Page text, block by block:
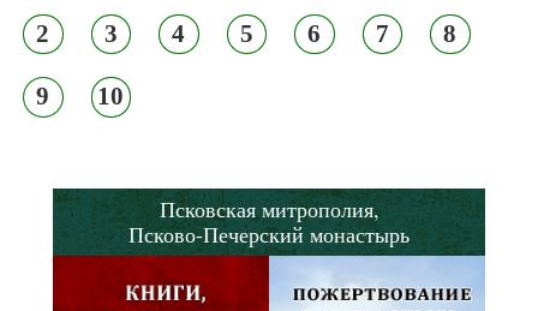
2 3 4 5 6 7 8
9 10
Псковская митрополия,
Псково-Печерский монастырь